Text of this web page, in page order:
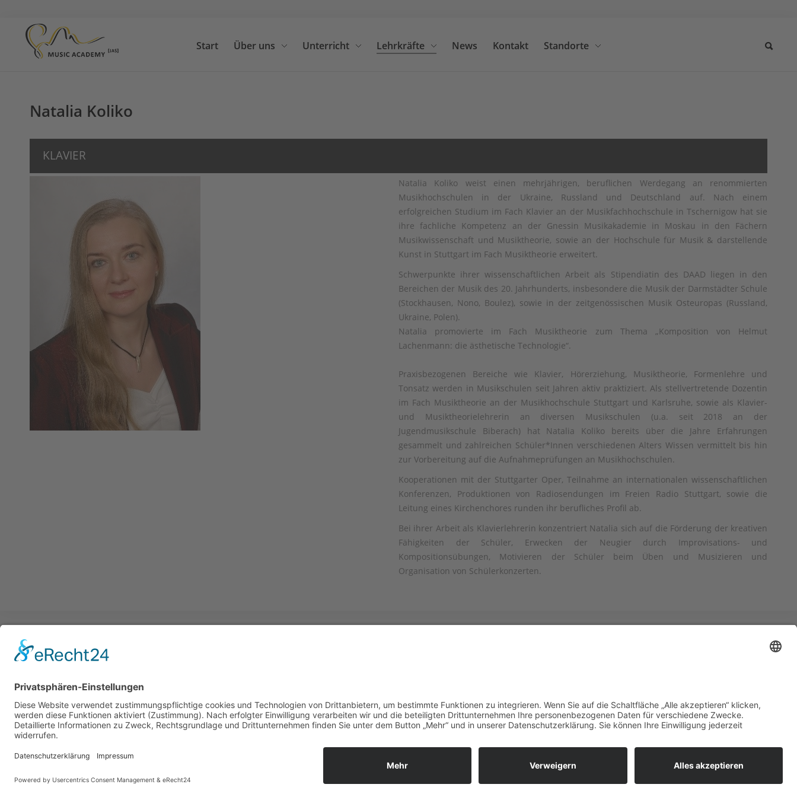
Über uns
Lehrkräfte
Start Über uns Unterricht Lehrkräfte News Kontakt Standorte
Natalia Koliko
KLAVIER
Natalia Koliko weist einen mehrjährigen, beruflichen Werdegang an renommierten
Musikhochschulen in der Ukraine, Russland und Deutschland auf. Nach einem
erfolgreichen Studium im Fach Klavier an der Musikfachhochschule in Tschernigow hat sie
ihre fachliche Kompetenz an der Gnessin Musikakademie in Moskau in den Fächern
Musikwissenschaft und Musiktheorie, sowie an der Hochschule für Musik & darstellende
Kunst in Stuttgart im Fach Musiktheorie erweitert.
Schwerpunkte ihrer wissenschaftlichen Arbeit als Stipendiatin des DAAD liegen in den
Bereichen der Musik des 20. Jahrhunderts, insbesondere die Musik der Darmstädter Schule
(Stockhausen, Nono, Boulez), sowie in der zeitgenössischen Musik Osteuropas (Russland,
Ukraine, Polen).
Natalia promovierte im Fach Musiktheorie zum Thema „Komposition von Helmut
Lachenmann: die ästhetische Technologie“.
Praxisbezogenen Bereiche wie Klavier, Hörerziehung, Musiktheorie, Formenlehre und
Tonsatz werden in Musikschulen seit Jahren aktiv praktiziert. Als stellvertretende Dozentin
im Fach Musiktheorie an der Musikhochschule Stuttgart und Karlsruhe, sowie als Klavier-
und Musiktheorielehrerin an diversen Musikschulen (u.a. seit 2018 an der
Jugendmusikschule Biberach) hat Natalia Koliko bereits über die Jahre Erfahrungen
gesammelt und zahlreichen Schüler*Innen verschiedenen Alters Wissen vermittelt bis hin
zur Vorbereitung auf die Aufnahmeprüfungen an Musikhochschulen.
Kooperationen mit der Stuttgarter Oper, Teilnahme an internationalen wissenschaftlichen
Konferenzen, Produktionen von Radiosendungen im Freien Radio Stuttgart, sowie die
Leitung eines Kirchenchores runden ihr berufliches Profil ab.
Bei ihrer Arbeit als Klavierlehrerin konzentriert Natalia sich auf die Förderung der kreativen
Fähigkeiten der Schüler, Erwecken der Neugier durch Improvisations- und
Kompositionsübungen, Motivieren der Schüler beim Üben und Musizieren und
Organisation von Schülerkonzerten.
© 2026 MUSIC ACADEMY[JAS]. Alle Rechte vorbehalten.